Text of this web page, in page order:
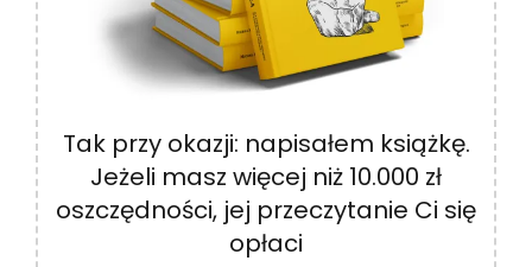
Tak przy okazji: napisałem książkę.
Jeżeli masz więcej niż 10.000 zł
oszczędności, jej przeczytanie Ci się
opłaci